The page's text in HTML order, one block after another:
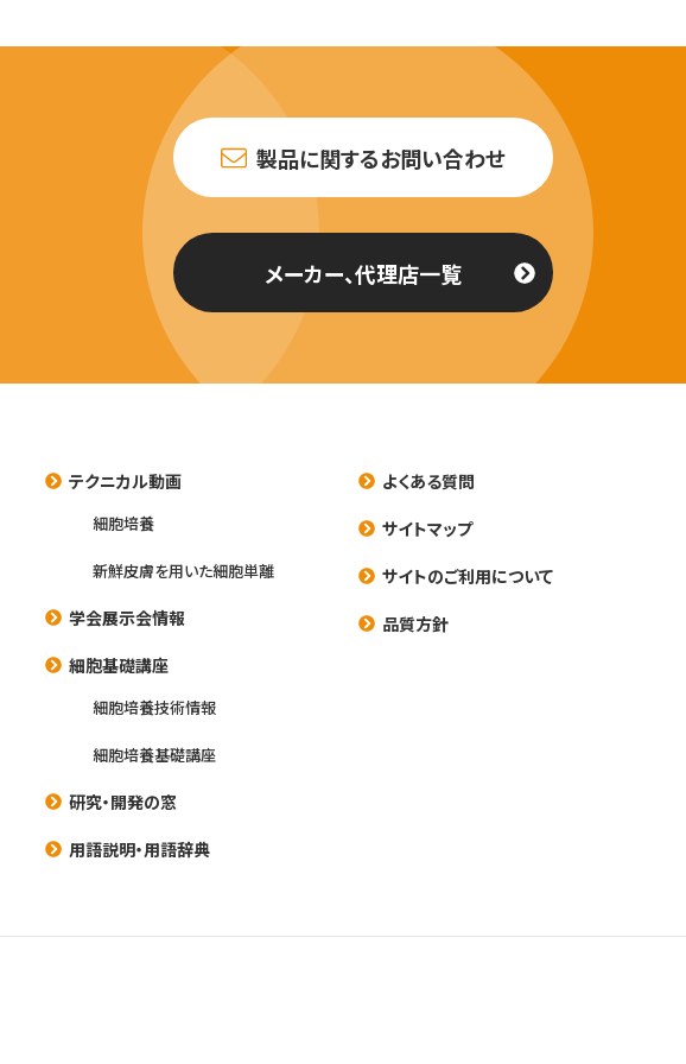
製品に関するお問い合わせ
メーカー、代理店一覧
テクニカル動画
細胞培養
新鮮皮膚を用いた細胞単離
学会展示会情報
細胞基礎講座
細胞培養技術情報
細胞培養基礎講座
研究・開発の窓
用語説明・用語辞典
よくある質問
サイトマップ
サイトのご利用について
品質方針